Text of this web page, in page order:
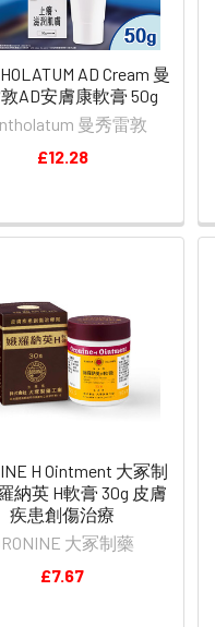
AD Cream 曼
AD安膚康軟膏 50g
曼秀雷敦
£12.28
H Ointment 大冢制
納英 H軟膏 30g 皮膚
疾患創傷治療
大冢制藥
£7.67